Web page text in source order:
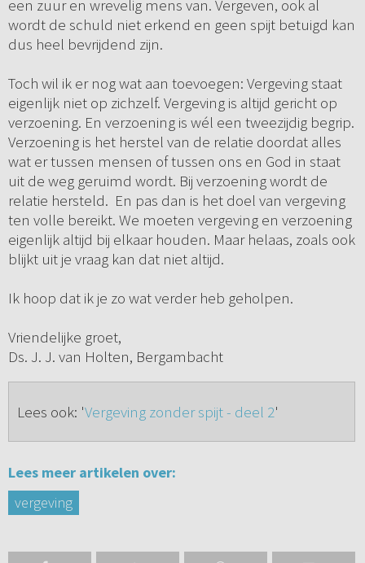
een zuur en wrevelig mens van. Vergeven, ook al
wordt de schuld niet erkend en geen spijt betuigd kan
dus heel bevrijdend zijn.
Toch wil ik er nog wat aan toevoegen: Vergeving staat
eigenlijk niet op zichzelf. Vergeving is altijd gericht op
verzoening. En verzoening is wél een tweezijdig begrip.
Verzoening is het herstel van de relatie doordat alles
wat er tussen mensen of tussen ons en God in staat
uit de weg geruimd wordt. Bij verzoening wordt de
relatie hersteld. En pas dan is het doel van vergeving
ten volle bereikt. We moeten vergeving en verzoening
eigenlijk altijd bij elkaar houden. Maar helaas, zoals ook
blijkt uit je vraag kan dat niet altijd.
Ik hoop dat ik je zo wat verder heb geholpen.
Vriendelijke groet,
Ds. J. J. van Holten, Bergambacht
Lees ook: 'Vergeving zonder spijt - deel 2'
Lees meer artikelen over:
vergeving